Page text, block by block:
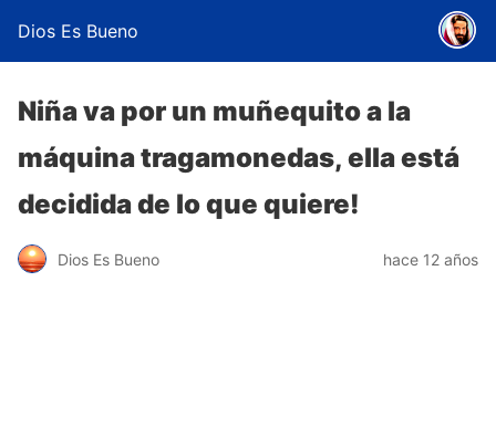
Dios Es Bueno
Niña va por un muñequito a la
máquina tragamonedas, ella está
decidida de lo que quiere!
Dios Es Bueno hace 12 años